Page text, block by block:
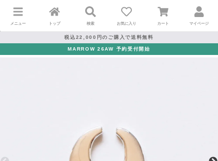
メニュー トップ 検索 お気に入り カート マイページ
税込22,000円のご購入で送料無料
MARROW 26AW 予約受付開始